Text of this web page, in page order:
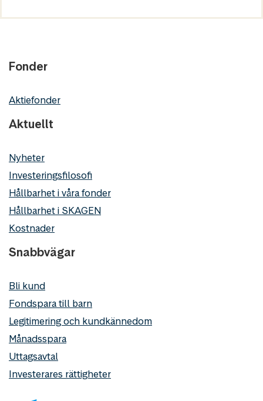
Fonder
Aktiefonder
Aktuellt
Nyheter
Investeringsfilosofi
Hållbarhet i våra fonder
Hållbarhet i SKAGEN
Kostnader
Snabbvägar
Bli kund
Fondspara till barn
Legitimering och kundkännedom
Månadsspara
Uttagsavtal
Investerares rättigheter